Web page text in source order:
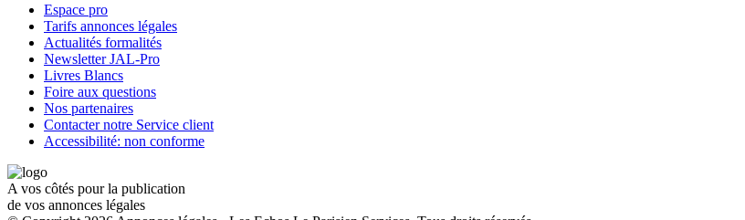
Espace pro
Tarifs annonces légales
Actualités formalités
Newsletter JAL-Pro
Livres Blancs
Foire aux questions
Nos partenaires
Contacter notre Service client
Accessibilité: non conforme
A vos côtés pour la publication
de vos annonces légales